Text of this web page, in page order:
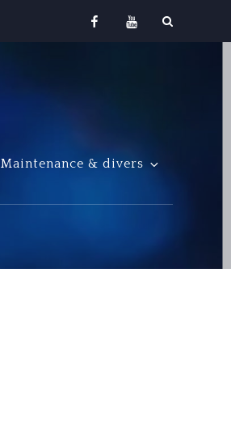
FacebookYoutube
Maintenance & divers